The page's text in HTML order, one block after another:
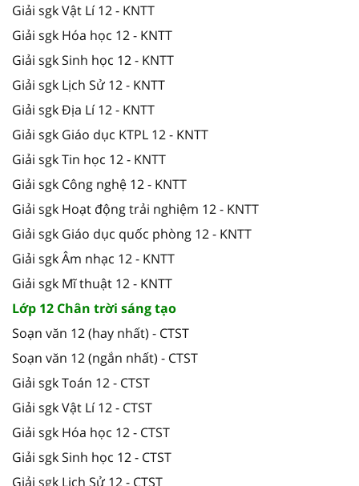
Giải sgk Vật Lí 12 - KNTT
Giải sgk Hóa học 12 - KNTT
Giải sgk Sinh học 12 - KNTT
Giải sgk Lịch Sử 12 - KNTT
Giải sgk Địa Lí 12 - KNTT
Giải sgk Giáo dục KTPL 12 - KNTT
Giải sgk Tin học 12 - KNTT
Giải sgk Công nghệ 12 - KNTT
Giải sgk Hoạt động trải nghiệm 12 - KNTT
Giải sgk Giáo dục quốc phòng 12 - KNTT
Giải sgk Âm nhạc 12 - KNTT
Giải sgk Mĩ thuật 12 - KNTT
Lớp 12 Chân trời sáng tạo
Soạn văn 12 (hay nhất) - CTST
Soạn văn 12 (ngắn nhất) - CTST
Giải sgk Toán 12 - CTST
Giải sgk Vật Lí 12 - CTST
Giải sgk Hóa học 12 - CTST
Giải sgk Sinh học 12 - CTST
Giải sgk Lịch Sử 12 - CTST